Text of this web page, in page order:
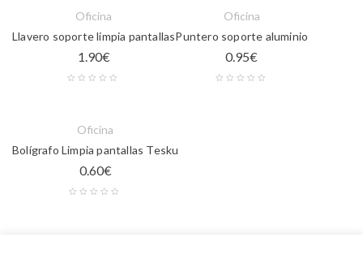
Oficina
Llavero soporte limpia pantallas
1.90€
Oficina
Puntero soporte aluminio
0.95€
Oficina
Bolígrafo Limpia pantallas Tesku
0.60€